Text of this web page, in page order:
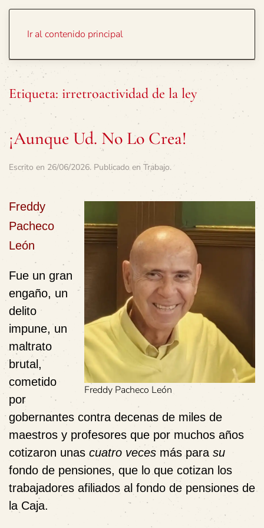
Ir al contenido principal
Etiqueta: irretroactividad de la ley
¡Aunque Ud. No Lo Crea!
Escrito en 26/06/2026. Publicado en Trabajo.
Freddy Pacheco León
Freddy
Pacheco
León
Fue un gran
engaño, un
delito
impune, un
maltrato
brutal,
cometido
por
gobernantes contra decenas de miles de
maestros y profesores que por muchos años
cotizaron unas cuatro veces más para su
fondo de pensiones, que lo que cotizan los
trabajadores afiliados al fondo de pensiones de
la Caja.